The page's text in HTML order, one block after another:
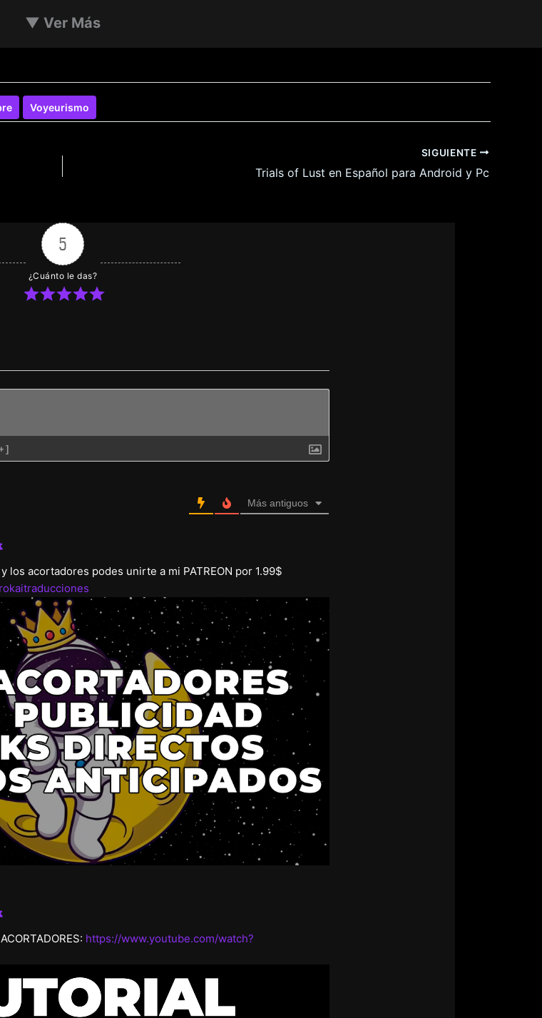
▼ Ver Más
Voyeurismo
SIGUIENTE
Trials of Lust en Español para Android y Pc
5
¿Cuánto le das?
Más antiguos
los acortadores podes unirte a mi PATREON por 1.99$
https://www.youtube.com/watch?